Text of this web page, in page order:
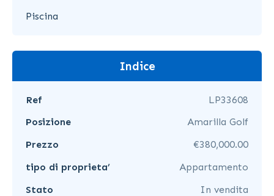
Piscina
Indice
Ref
LP33608
Posizione
Amarilla Golf
Prezzo
€380,000.00
tipo di proprieta’
Appartamento
Stato
In vendita